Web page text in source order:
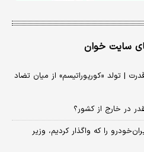
سایت خوان
قدرت | تولد «کورپوراتیسم» از میان تضاد
در خارج از کشور؟
را که واگذار کردیم، وزیر